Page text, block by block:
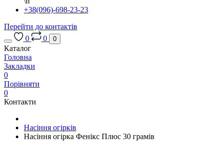
+38(096)-698-23-23
Перейти до контактів
0
0 0
Каталог
Головна
Закладки
0
Порівняти
0
Контакти
Насіння огірків
Насіння огірка Фенікс Плюс 30 грамів